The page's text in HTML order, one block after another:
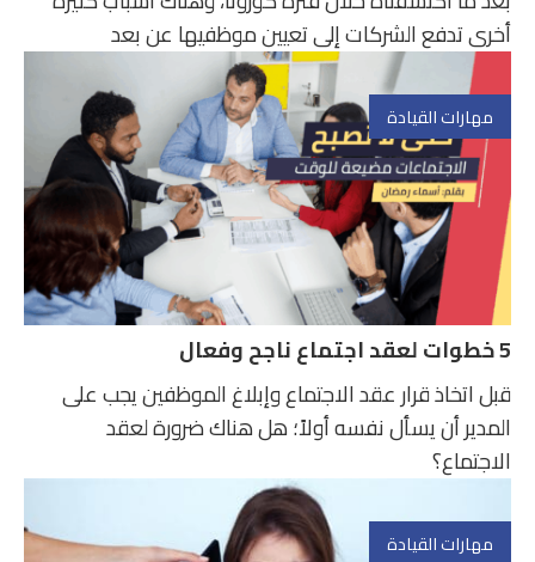
أخرى تدفع الشركات إلى تعيين موظفيها عن بعد
مهارات القيادة
5 خطوات لعقد اجتماع ناجح وفعال
قبل اتخاذ قرار عقد الاجتماع وإبلاغ الموظفين يجب على
المدير أن يسأل نفسه أولاً؛ هل هناك ضرورة لعقد
الاجتماع؟
مهارات القيادة